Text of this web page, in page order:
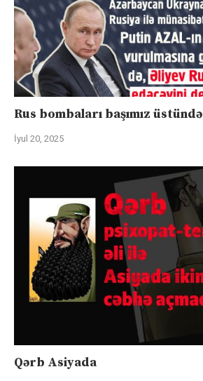
Rus bombaları başımız üstündə
İyul 20, 2025
Qərb Asiyada